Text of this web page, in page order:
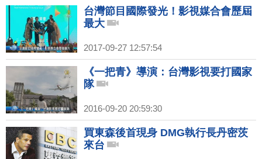
台灣節目國際發光！影視媒合會歷屆
最大
2017-09-27 12:57:54
《一把青》導演：台灣影視要打國家
隊
2016-09-20 20:59:30
買東森後首現身 DMG執行長丹密茨
來台